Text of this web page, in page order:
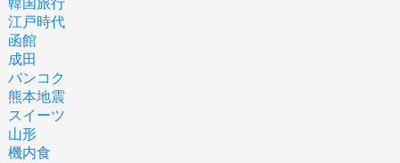
韓国旅行
江戸時代
函館
成田
バンコク
熊本地震
スイーツ
山形
機内食